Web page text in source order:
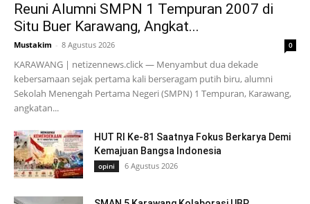
Reuni Alumni SMPN 1 Tempuran 2007 di
Situ Buer Karawang, Angkat...
Mustakim - 8 Agustus 2026 0
KARAWANG | netizennews.click — Menyambut dua dekade
kebersamaan sejak pertama kali berseragam putih biru, alumni
Sekolah Menengah Pertama Negeri (SMPN) 1 Tempuran, Karawang,
angkatan...
HUT RI Ke-81 Saatnya Fokus Berkarya Demi
Kemajuan Bangsa Indonesia
opini 6 Agustus 2026